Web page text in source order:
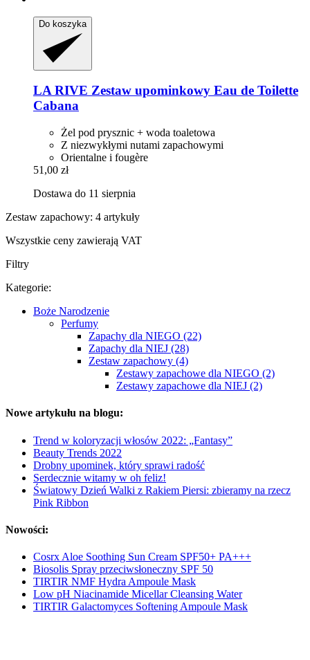
Do koszyka
LA RIVE Zestaw upominkowy Eau de Toilette
Cabana
Żel pod prysznic + woda toaletowa
Z niezwykłymi nutami zapachowymi
Orientalne i fougère
51,00 zł
Dostawa do 11 sierpnia
Zestaw zapachowy: 4 artykuły
Wszystkie ceny zawierają VAT
Filtry
Kategorie:
Boże Narodzenie
Perfumy
Zapachy dla NIEGO (22)
Zapachy dla NIEJ (28)
Zestaw zapachowy (4)
Zestawy zapachowe dla NIEGO (2)
Zestawy zapachowe dla NIEJ (2)
Nowe artykułu na blogu:
Trend w koloryzacji włosów 2022: „Fantasy”
Beauty Trends 2022
Drobny upominek, który sprawi radość
Serdecznie witamy w oh feliz!
Światowy Dzień Walki z Rakiem Piersi: zbieramy na rzecz
Pink Ribbon
Nowości:
Cosrx Aloe Soothing Sun Cream SPF50+ PA+++
Biosolis Spray przeciwsłoneczny SPF 50
TIRTIR NMF Hydra Ampoule Mask
Low pH Niacinamide Micellar Cleansing Water
TIRTIR Galactomyces Softening Ampoule Mask